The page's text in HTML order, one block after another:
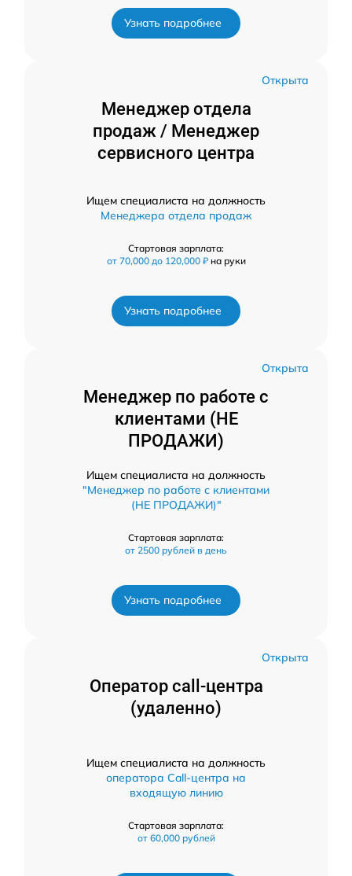
Узнать подробнее
Открыта
Менеджер отдела
продаж / Менеджер
сервисного центра
Ищем специалиста на должность
Менеджера отдела продаж
Стартовая зарплата:
от 70,000 до 120,000 ₽ на руки
Узнать подробнее
Открыта
Менеджер по работе с
клиентами (НЕ
ПРОДАЖИ)
Ищем специалиста на должность
"Менеджер по работе с клиентами
(НЕ ПРОДАЖИ)"
Стартовая зарплата:
от 2500 рублей в день
Узнать подробнее
Открыта
Оператор call-центра
(удаленно)
Ищем специалиста на должность
оператора Call-центра на
входящую линию
Стартовая зарплата:
от 60,000 рублей